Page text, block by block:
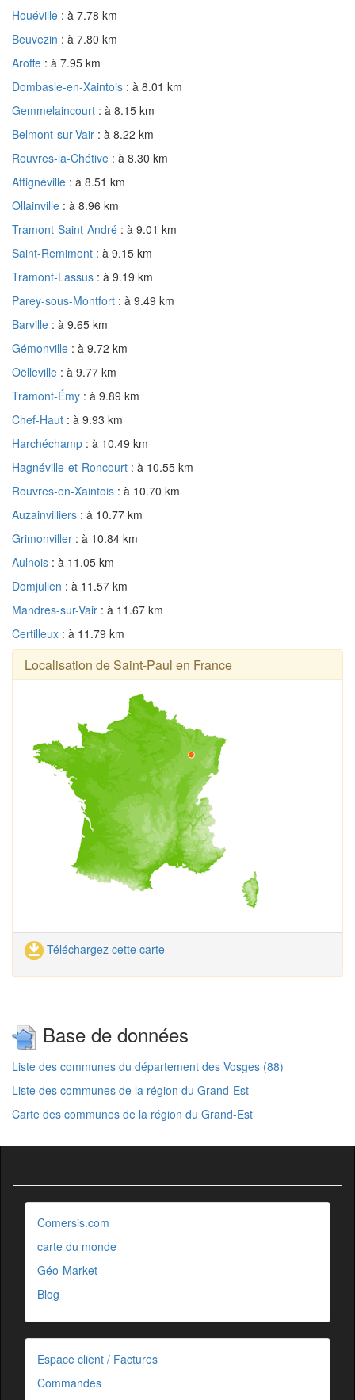
Houéville : à 7.78 km
Beuvezin : à 7.80 km
Aroffe : à 7.95 km
Dombasle-en-Xaintois : à 8.01 km
Gemmelaincourt : à 8.15 km
Belmont-sur-Vair : à 8.22 km
Rouvres-la-Chétive : à 8.30 km
Attignéville : à 8.51 km
Ollainville : à 8.96 km
Tramont-Saint-André : à 9.01 km
Saint-Remimont : à 9.15 km
Tramont-Lassus : à 9.19 km
Parey-sous-Montfort : à 9.49 km
Barville : à 9.65 km
Gémonville : à 9.72 km
Oëlleville : à 9.77 km
Tramont-Émy : à 9.89 km
Chef-Haut : à 9.93 km
Harchéchamp : à 10.49 km
Hagnéville-et-Roncourt : à 10.55 km
Rouvres-en-Xaintois : à 10.70 km
Auzainvilliers : à 10.77 km
Grimonviller : à 10.84 km
Aulnois : à 11.05 km
Domjulien : à 11.57 km
Mandres-sur-Vair : à 11.67 km
Certilleux : à 11.79 km
Localisation de Saint-Paul en France
Téléchargez cette carte
Base de données
Liste des communes du département des Vosges (88)
Liste des communes de la région du Grand-Est
Carte des communes de la région du Grand-Est
Comersis.com
carte du monde
Géo-Market
Blog
Espace client / Factures
Commandes